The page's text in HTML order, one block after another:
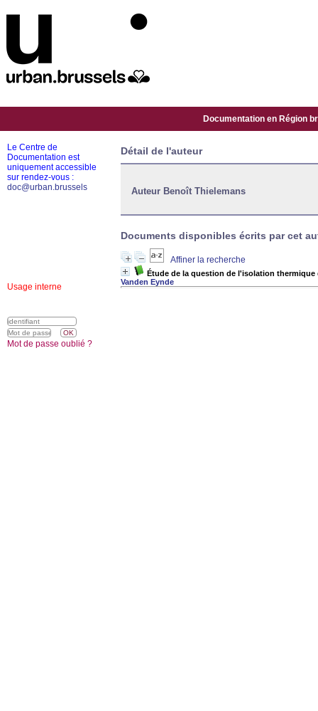
Documentation en Région
Détail de l'auteur
Auteur Benoît Thielemans
Documents disponibles écrits par cet
Affiner la recherche
Étude de la question de l'isolation thermique
Vanden Eynde
Le Centre de
Documentation est
uniquement accessible
sur rendez-vous :
doc@urban.brussels
Usage interne
Mot de passe oublié ?